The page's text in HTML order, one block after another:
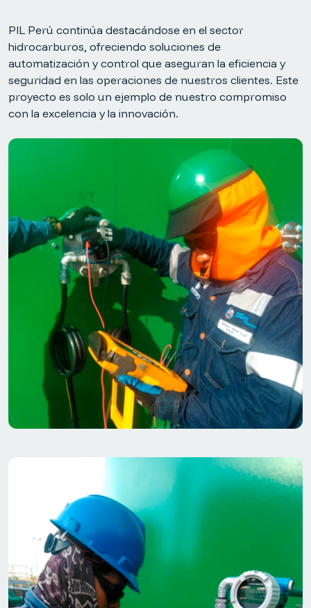
PIL Perú continúa destacándose en el sector
hidrocarburos, ofreciendo soluciones de
automatización y control que aseguran la eficiencia y
seguridad en las operaciones de nuestros clientes. Este
proyecto es solo un ejemplo de nuestro compromiso
con la excelencia y la innovación.